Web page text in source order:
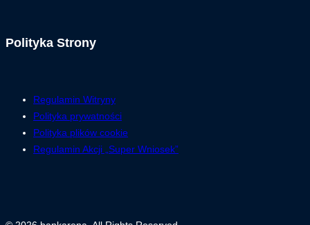
Polityka Strony
Regulamin Witryny
Polityka prywatności
Polityka plików cookie
Regulamin Akcji „Super Wniosek”